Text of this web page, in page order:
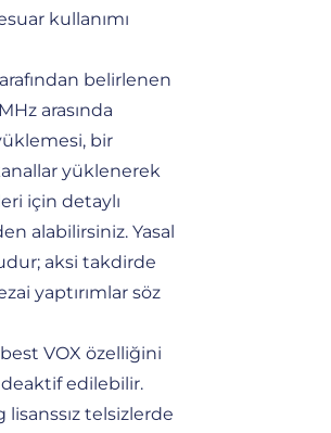
kullanımı
belirlenen
arasında
bir
yüklenerek
için detaylı
alabilirsiniz. Yasal
aksi takdirde
yaptırımlar söz
VOX özelliğini
edilebilir.
lisanssız telsizlerde